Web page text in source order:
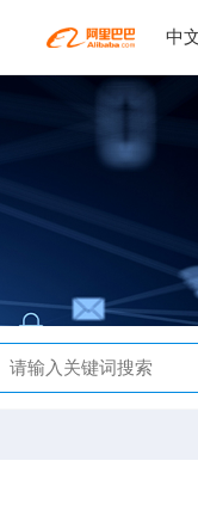
中